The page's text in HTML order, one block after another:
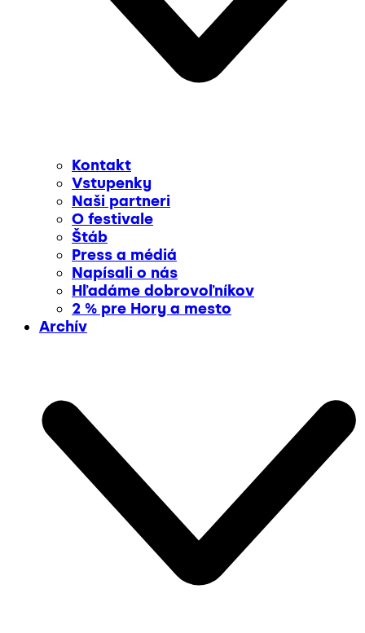
Kontakt
Vstupenky
Naši partneri
O festivale
Štáb
Press a médiá
Napísali o nás
Hľadáme dobrovoľníkov
2 % pre Hory a mesto
Archív